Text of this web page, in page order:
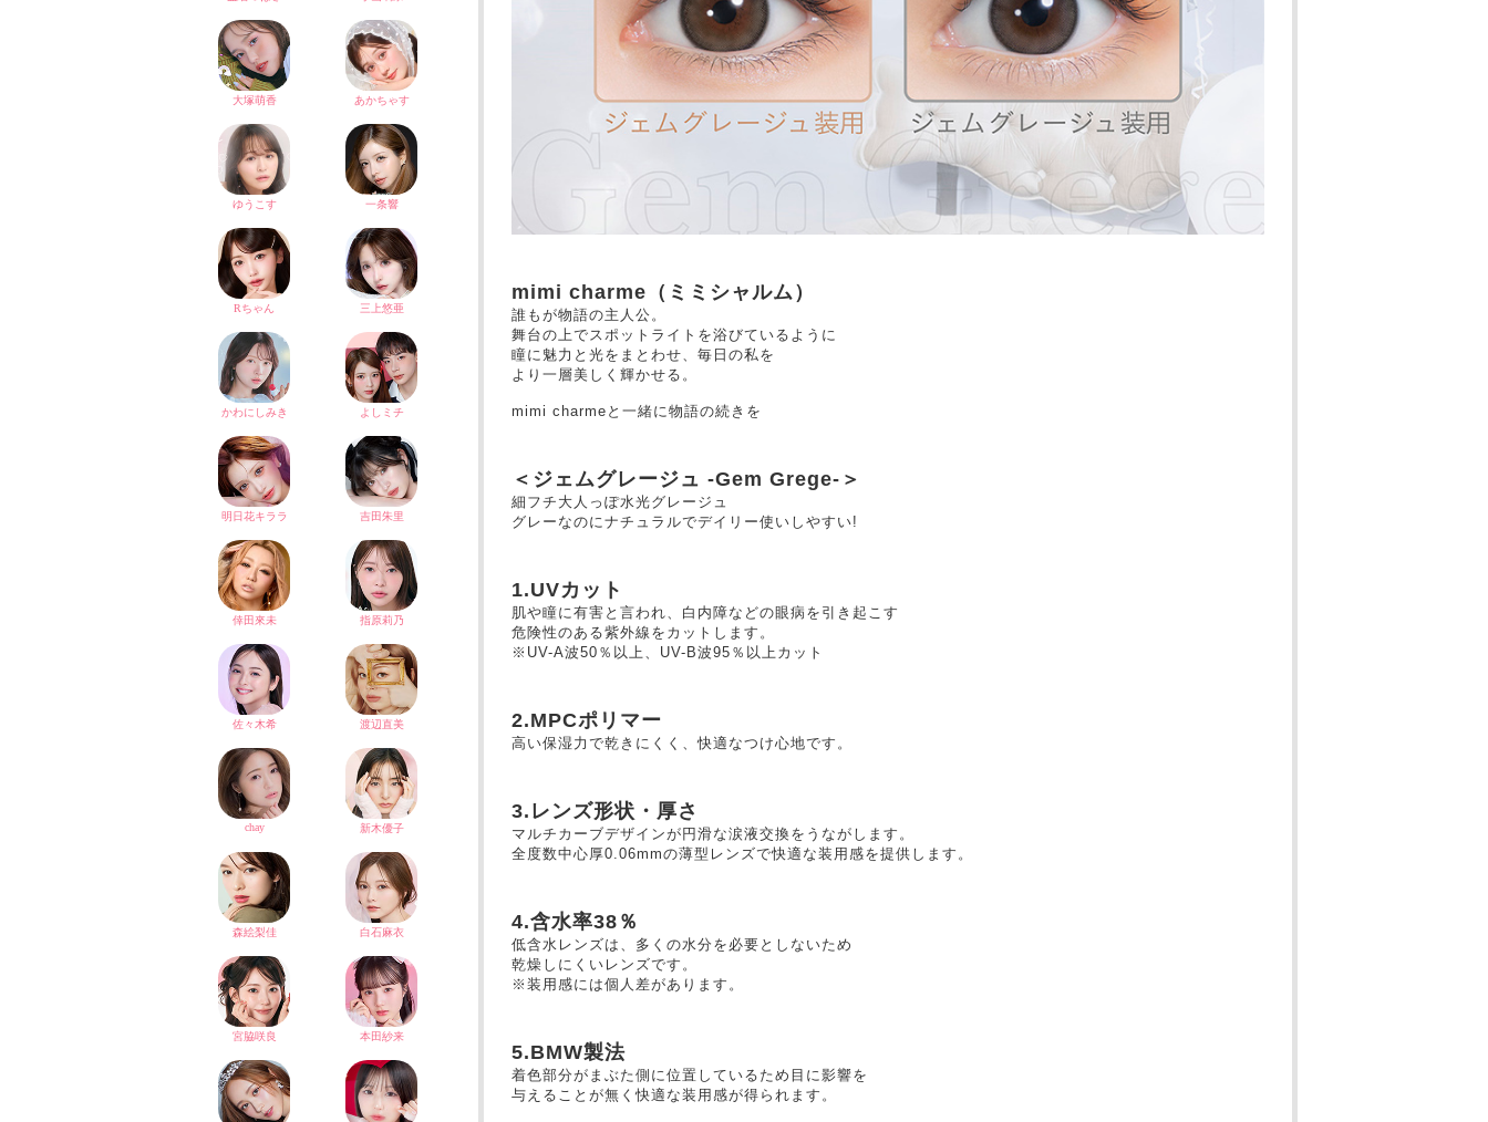
mimi charme（ミミシャルム）
誰もが物語の主人公。
舞台の上でスポットライトを浴びているように
瞳に魅力と光をまとわせ、毎日の私を
より一層美しく輝かせる。
mimi charmeと一緒に物語の続きを
＜ジェムグレージュ -Gem Grege-＞
細フチ大人っぽ水光グレージュ
グレーなのにナチュラルでデイリー使いしやすい!
1.UVカット
肌や瞳に有害と言われ、白内障などの眼病を引き起こす
危険性のある紫外線をカットします。
※UV-A波50％以上、UV-B波95％以上カット
2.MPCポリマー
高い保湿力で乾きにくく、快適なつけ心地です。
3.レンズ形状・厚さ
マルチカーブデザインが円滑な涙液交換をうながします。
全度数中心厚0.06mmの薄型レンズで快適な装用感を提供します。
4.含水率38％
低含水レンズは、多くの水分を必要としないため
乾燥しにくいレンズです。
※装用感には個人差があります。
5.BMW製法
着色部分がまぶた側に位置しているため目に影響を
与えることが無く快適な装用感が得られます。